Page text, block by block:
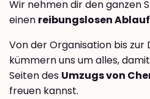
Wir nehmen dir den ganzen
einen reibungslosen
Von der Organisation bis zur
kümmern uns um alles,
Seiten des Umzugs von
freuen kannst.